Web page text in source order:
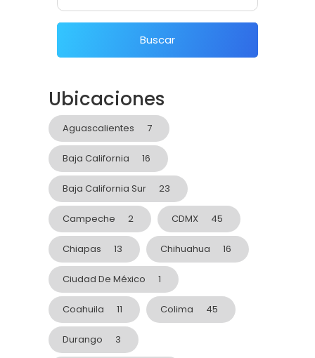
Buscar
Ubicaciones
Aguascalientes 7
Baja California 16
Baja California Sur 23
Campeche 2 CDMX 45
Chiapas 13 Chihuahua 16
Ciudad De México 1
Coahuila 11 Colima 45
Durango 3